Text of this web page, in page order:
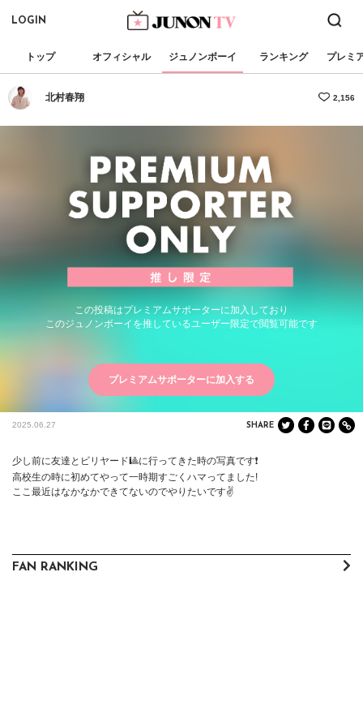
LOGIN
トップ オフィシャル ジュノンボーイ ランキング プレミ
北村春翔 2,156
この投稿はプレミアムサポーターに加入しており
このジュノンボーイを推しているユーザー限定で閲覧可能です
プレミアムサポーターに加入する
2025.06.27 SHARE
少し前に友達とビリヤード🎱に行ってきた時の写真です❗️
高校生の時に初めてやって一時期すごくハマってました!
ここ最近はなかなかできてないのでやりたいです✌️
FAN RANKING